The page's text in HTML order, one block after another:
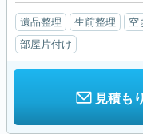
遺品整理 生前整理 空
部屋片付け
見積も